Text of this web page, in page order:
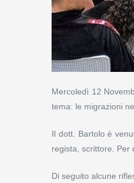
Mercoledì 12
tema: le migrazioni
Il dott. Bartolo è
regista, scrittore. Per
Di seguito alcune